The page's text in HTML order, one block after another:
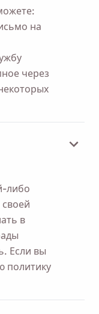
на
через
либо
в
Если вы
политику